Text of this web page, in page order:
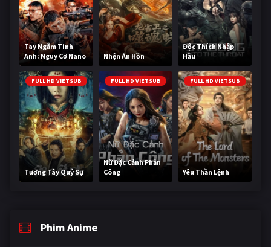
Tay Ngắm Tinh
Anh: Nguy Cơ Nano
Nhện Ăn Hồn
Độc Thích Nhập
Hầu
FULL HD VIETSUB
Tương Tây Quỷ Sự
FULL HD VIETSUB
Nữ Đặc Cảnh Phản
Công
FULL HD VIETSUB
Yêu Thần Lệnh
Phim Anime